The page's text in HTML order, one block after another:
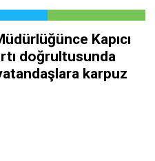
Kapıcı
doğrultusunda
karpuz